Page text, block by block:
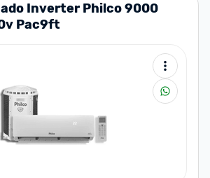
Inverter Philco 9000
Pac9ft